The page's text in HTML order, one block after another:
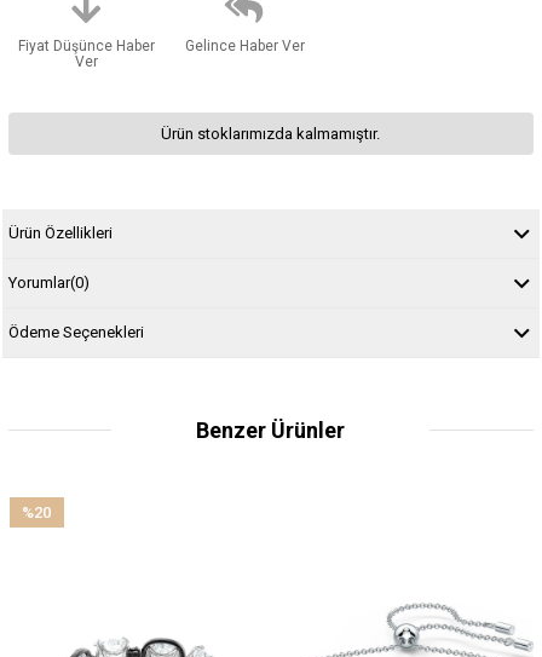
Fiyat Düşünce Haber
Ver
Gelince Haber Ver
Ürün stoklarımızda kalmamıştır.
Ürün Özellikleri
Yorumlar(0)
Ödeme Seçenekleri
Benzer Ürünler
%20